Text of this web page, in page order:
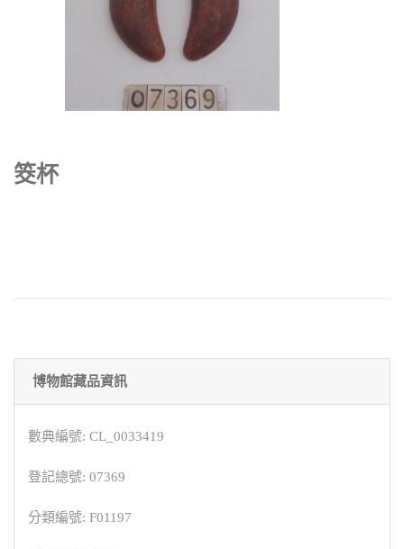
筊杯
博物館藏品資訊
數典編號: CL_0033419
登記總號: 07369
分類編號: F01197